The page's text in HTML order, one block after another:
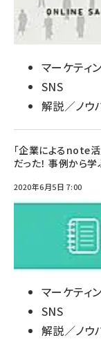
マーケティ
SNS
解説／ノウ
「企業によるnote
だった！ 事例から
2020年6月5日 7:00
マーケティ
SNS
解説／ノウ